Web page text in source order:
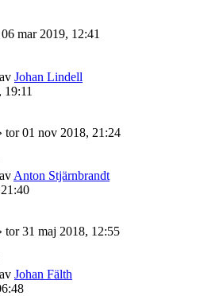
mar 2019, 12:41
av Johan Lindell
19:11
tor 01 nov 2018, 21:24
av Anton Stjärnbrandt
tor 31 maj 2018, 12:55
av Johan Fälth